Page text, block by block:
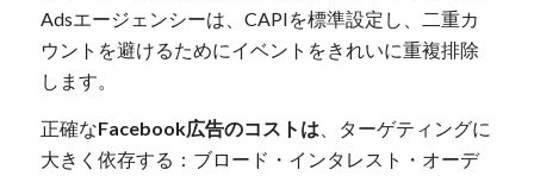
Adsエージェンシーは、CAPIを標準設定し、二重カ
ウントを避けるためにイベントをきれいに重複排除
します。
正確なFacebook広告のコストは 、ターゲティングに
大きく依存する：ブロード・インタレスト・オーデ